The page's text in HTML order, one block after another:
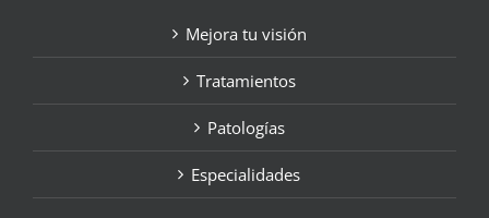
Mejora tu visión
Tratamientos
Patologías
Especialidades